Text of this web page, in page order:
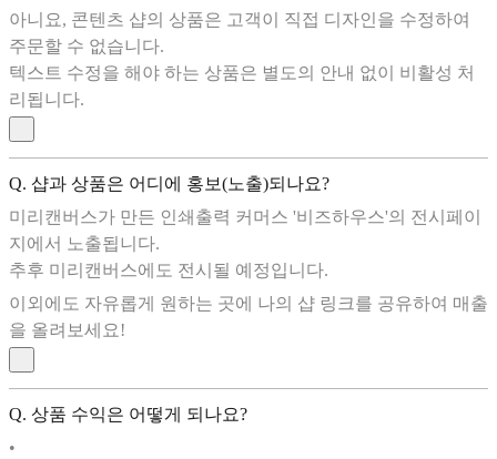
아니요, 콘텐츠 샵의 상품은 고객이 직접 디자인을 수정하여
주문할 수 없습니다.
텍스트 수정을 해야 하는 상품은 별도의 안내 없이 비활성 처
리됩니다.
Q. 샵과 상품은 어디에 홍보(노출)되나요?
미리캔버스가 만든 인쇄출력 커머스 '비즈하우스'의 전시페이
지에서 노출됩니다.
추후 미리캔버스에도 전시될 예정입니다.
이외에도 자유롭게 원하는 곳에 나의 샵 링크를 공유하여 매출
을 올려보세요!
Q. 상품 수익은 어떻게 되나요?
•